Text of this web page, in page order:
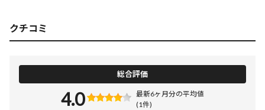
クチコミ
総合評価
4.0
最新6ヶ月分の平均値
(1件)